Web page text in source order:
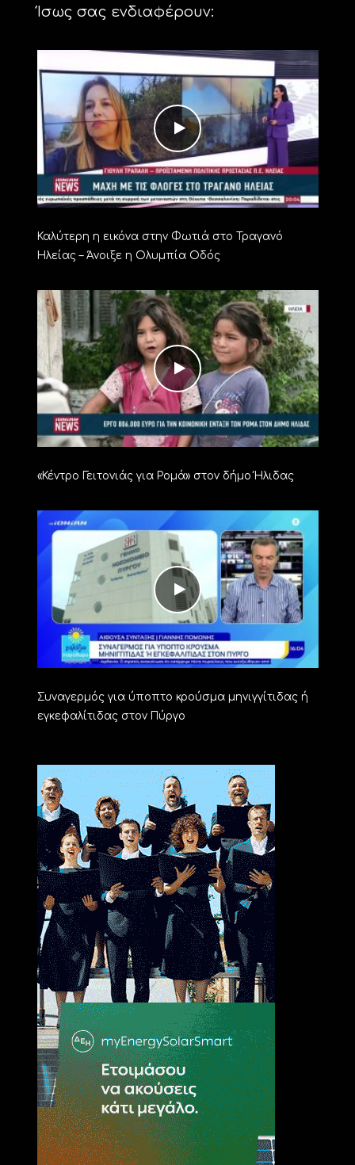
Ίσως σας ενδιαφέρουν:
Καλύτερη η εικόνα στην Φωτιά στο Τραγανό
Ηλείας – Άνοιξε η Ολυμπία Οδός
«Κέντρο Γειτονιάς για Ρομά» στον δήμο Ήλιδας
Συναγερμός για ύποπτο κρούσμα μηνιγγίτιδας ή
εγκεφαλίτιδας στον Πύργο